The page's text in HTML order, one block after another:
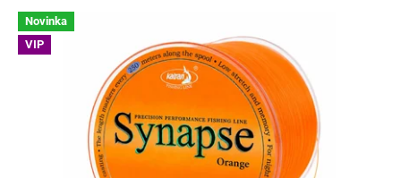
Výpis produktov
Novinka
VIP